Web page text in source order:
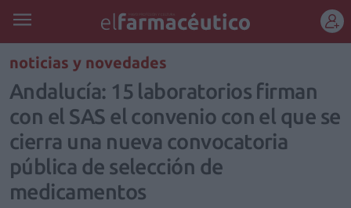
REGÍSTRATE
noticias y novedades
Andalucía: 15 laboratorios firman
con el SAS el convenio con el que se
cierra una nueva convocatoria
pública de selección de
medicamentos